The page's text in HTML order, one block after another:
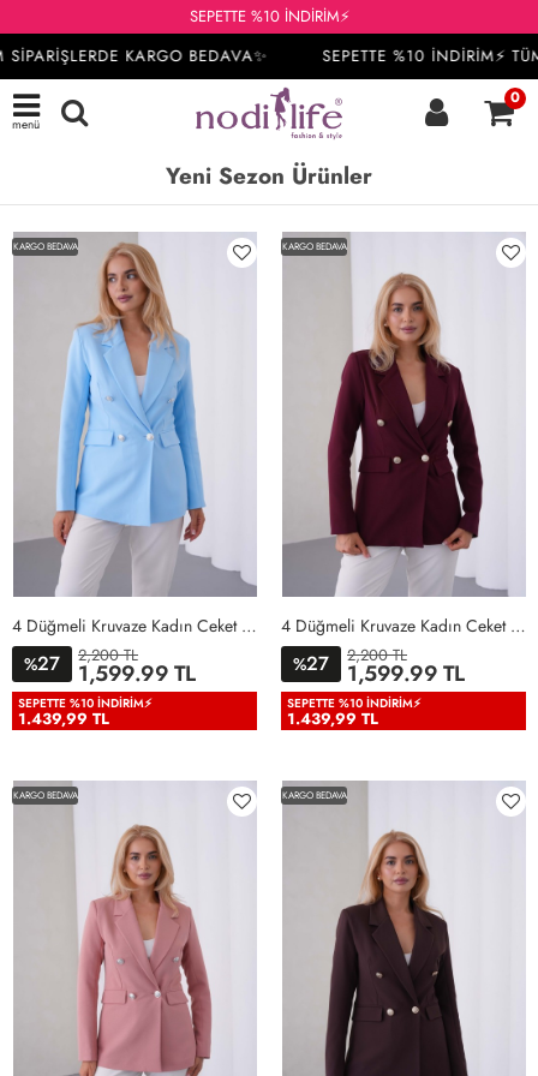
SEPETTE %10 İNDİRİM⚡
KARGO BEDAVA✨
SEPETTE %10 İNDİRİM⚡ TÜM
menü
0
Yeni Sezon Ürünler
KARGO BEDAVA
36 38 40 42 44
48
50
4 Düğmeli Kruvaze Kadın Ceket Bebe Mavisi Bebe Mavisi
%27 2,200 TL
1,599.99 TL
SEPETTE %10 İNDIRIM⚡
1.439,99 TL
KARGO BEDAVA
36 38 40 42 44
48
50
4 Düğmeli Kruvaze Kadın Ceket Bordo Bordo
%27 2,200 TL
1,599.99 TL
SEPETTE %10 İNDIRIM⚡
1.439,99 TL
KARGO BEDAVA KARGO BEDAVA